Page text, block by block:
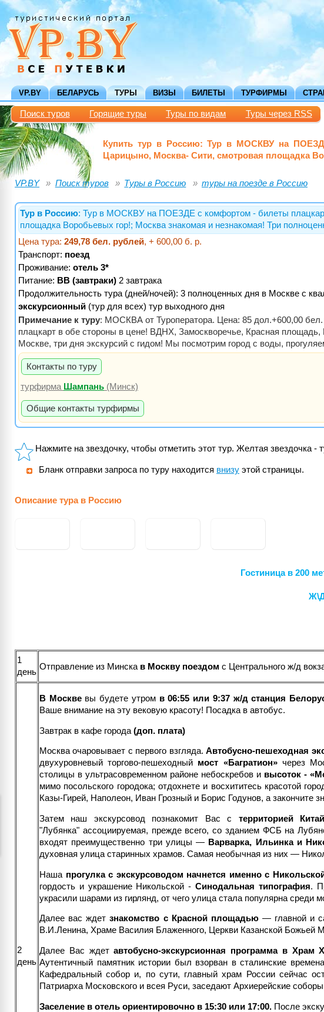
VP.BY БЕЛАРУСЬ ТУРЫ ВИЗЫ БИЛЕТЫ ТУРФИРМЫ
Поиск туров Горящие туры Туры по видам Туры через RSS
Купить тур в Россию: Тур в МОСКВУ на
Царицыно, Москва- Сити, смотровая площадка
VP.BY Поиск туров Туры в Россию туры на поезде в Россию
Тур в Россию: Тур в МОСКВУ на ПОЕЗДЕ с комфортом - билеты
площадка Воробьевых гор!; Москва знакомая и незнакомая! Три
Цена тура: 249,78 бел. рублей, + 600,00 б. р.
Транспорт: поезд
Проживание: отель 3*
Питание: BB (завтраки) 2 завтрака
Продолжительность тура (дней/ночей): 3 полноценных дня в Москве с
экскурсионный (тур для всех) тур выходного дня
Примечание к туру: МОСКВА от Туроператора. Цена: 85 дол.+600,00
плацкарт в обе стороны в цене! ВДНХ, Замоскворечье, Красная
Москве, три дня экскурсий с гидом! Мы посмотрим город с воды,
Контакты по туру
турфирма Шампань(Минск)
Общие контакты турфирмы
Нажмите на звездочку, чтобы отметить этот тур. Желтая звездочка
Бланк отправки запроса по туру находится внизу этой страницы.
Описание тура в Россию
Гостиница в 200
Ж\Д
1
день
Отправление из Минска в Москву поездом с Центрального ж/д
2
день
В Москвевы будете утром в 06:55 или 9:37 ж/д станция
Ваше внимание на эту вековую красоту! Посадка в автобус.
Завтрак в кафе города (доп. плата)
Москва очаровывает с первого взгляда.Автобусно-пешеходная
двухуровневый торгово-пешеходный мост «Багратион»через
столицы в ультрасовременном районе небоскребов и высоток -
мимо посольского городока; отдохнете и восхититесь красотой
Казы-Гирей, Наполеон, Иван Грозный и Борис Годунов, а закончите
Затем наш экскурсовод познакомит Вас с территорией
"Лубянка" ассоциируемая, прежде всего, со зданием ФСБ на
входят преимущественно три улицы — Варварка, Ильинка и
духовная улица старинных храмов. Самая необычная из них —
Наша прогулка с экскурсоводом начнется именно с
гордость и украшение Никольской -Синодальная типография.
украсили шарами из гирлянд, от чего улица стала популярна
Далее вас ждетзнакомство с Красной площадью— главной и
В.И.Ленина, Храме Василия Блаженного, Церкви Казанской Божьей
Далее Вас ждетавтобусно-экскурсионная программа в Храм
Аутентичный памятник истории был взорван в сталинские
Кафедральный собор и, по сути, главный храм России сейчас
Патриарха Московского и всея Руси, заседают Архиерейские
Заселение в отель ориентировочно в 15:30 или 17:00. После